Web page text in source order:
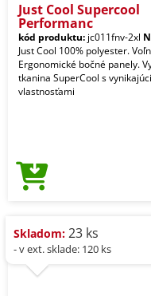
Just Cool Supercool
Performanc
kód produktu: jc011fnv-2xl
Just Cool 100% polyester.
Ergonomické bočné panely.
tkanina SuperCool s
vlastnosťami
Skladom: 23 ks
- v ext. sklade: 120 ks